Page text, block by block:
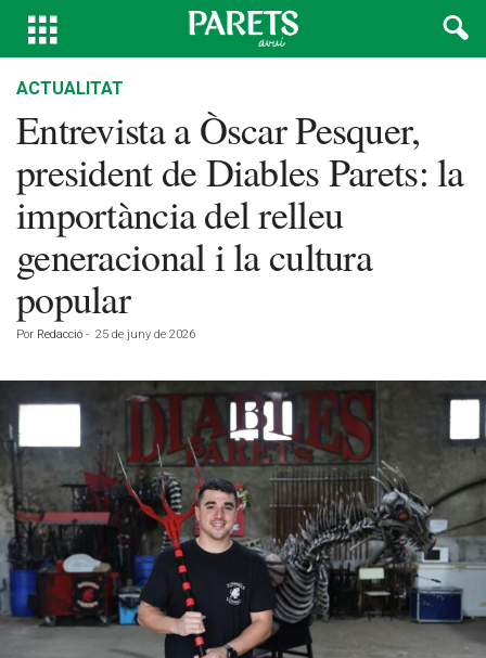
ACTUALITAT
Entrevista a Òscar Pesquer,
president de Diables Parets: la
importància del relleu
generacional i la cultura
popular
Por Redacció - 25 de juny de 2026